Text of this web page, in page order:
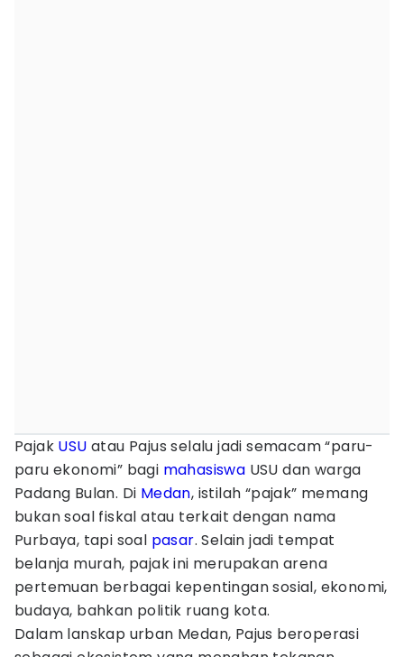
Pajak USU atau Pajus selalu jadi semacam “paru-
paru ekonomi” bagi mahasiswa USU dan warga
Padang Bulan. Di Medan, istilah “pajak” memang
bukan soal fiskal atau terkait dengan nama
Purbaya, tapi soal pasar. Selain jadi tempat
belanja murah, pajak ini merupakan arena
pertemuan berbagai kepentingan sosial, ekonomi,
budaya, bahkan politik ruang kota.
Dalam lanskap urban Medan, Pajus beroperasi